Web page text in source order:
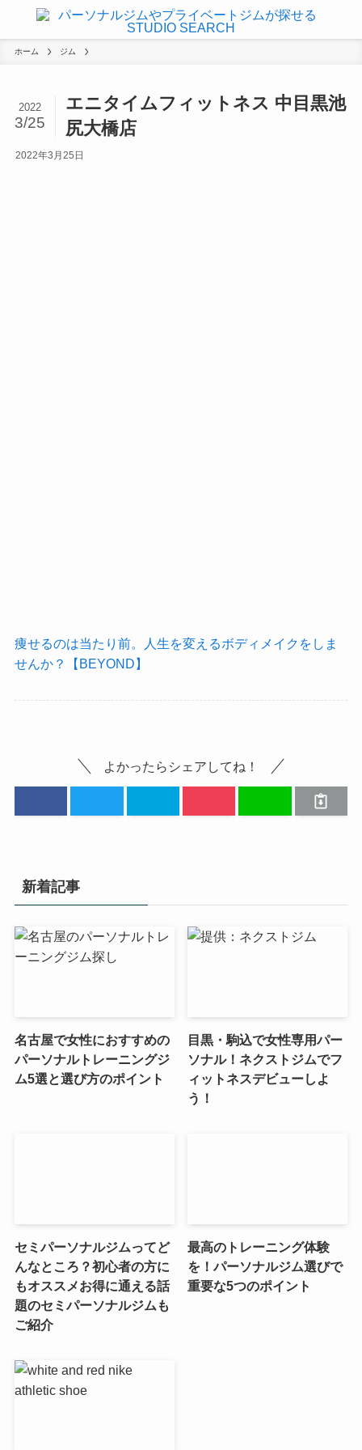
ホーム ジム
エニタイムフィットネス 中目黒池
尻大橋店
2022
3/25
2022年3月25日
痩せるのは当たり前。人生を変えるボディメイクをしま
せんか？【BEYOND】
よかったらシェアしてね！
新着記事
名古屋で女性におすすめの
パーソナルトレーニングジ
ム5選と選び方のポイント
目黒・駒込で女性専用パー
ソナル！ネクストジムでフ
ィットネスデビューしよ
う！
セミパーソナルジムってど
んなところ？初心者の方に
もオススメお得に通える話
題のセミパーソナルジムも
ご紹介
最高のトレーニング体験
を！パーソナルジム選びで
重要な5つのポイント